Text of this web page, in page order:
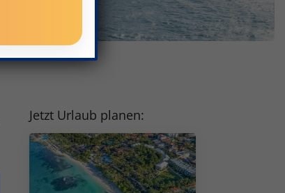
Jetzt Urlaub planen: